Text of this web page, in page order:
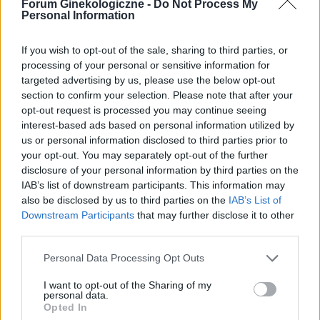
Forum Ginekologiczne - Do Not Process My
Personal Information
If you wish to opt-out of the sale, sharing to third parties, or
processing of your personal or sensitive information for
targeted advertising by us, please use the below opt-out
section to confirm your selection. Please note that after your
opt-out request is processed you may continue seeing
interest-based ads based on personal information utilized by
us or personal information disclosed to third parties prior to
your opt-out. You may separately opt-out of the further
disclosure of your personal information by third parties on the
IAB’s list of downstream participants. This information may
also be disclosed by us to third parties on the IAB’s List of
Downstream Participants that may further disclose it to other
Personal Data Processing Opt Outs
I want to opt-out of the Sharing of my
personal data.
Opted In
Dzień dobry, pół roku temu przyjmowałam
tabletki Qlaira ,jednak przerwałam niestety
Zaczęłam znowu przyjmować tabletki mimo iż
jestem 2 tygodnie po okresie ,dziś wezmę 5
tabletkę czy dzień ma znaczenia kiedy przyjęłam
pierwszą tabletkę ?
Forum:Ginekologia - forum dla rodziny i
pacjentki
tosiapolak
Osocze bogatoplytkowe
Cześć, Z różnymi infekcjami intymnymi
zmagałam sie prawie dwa lata. Po długich
leczeniach udało mi sie z tego wyjść. Jednakze
mam zaczerwienienia w bruzdach między
wargowych. Posiewy są czyste. Lekarka
chciałaby wykonac u mnie osocze
bogatoplytkowe w te miejsca. Może któraś z
pacjentki